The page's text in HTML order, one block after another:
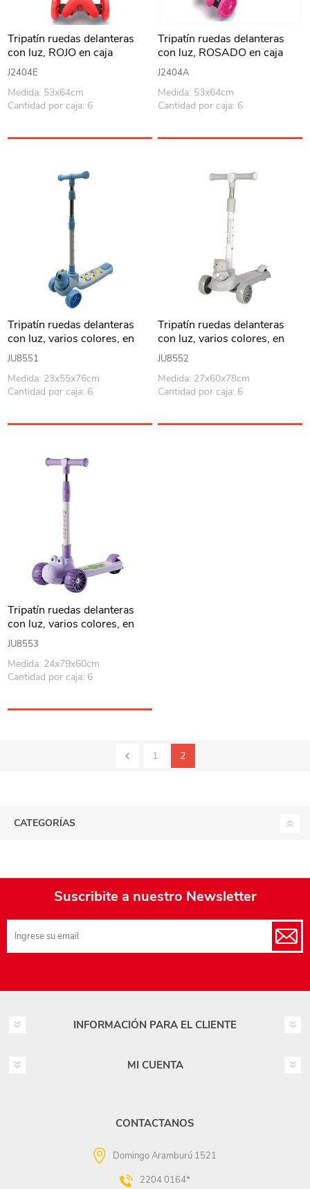
Tripatín ruedas delanteras
con luz, ROJO en caja
J2404E
Medida: 53x64cm
Cantidad por caja: 6
Tripatín ruedas delanteras
con luz, ROSADO en caja
J2404A
Medida: 53x64cm
Cantidad por caja: 6
Tripatín ruedas delanteras
con luz, varios colores, en
caja
JU8551
Medida: 23x55x76cm
Cantidad por caja: 6
Tripatín ruedas delanteras
con luz, varios colores, en
caja
JU8552
Medida: 27x60x78cm
Cantidad por caja: 6
Tripatín ruedas delanteras
con luz, varios colores, en
caja
JU8553
Medida: 24x79x60cm
Cantidad por caja: 6
1 2
CATEGORÍAS
Suscribite a nuestro Newsletter
INFORMACIÓN PARA EL CLIENTE
MI CUENTA
CONTACTANOS
Domingo Aramburú 1521
2204 0164*